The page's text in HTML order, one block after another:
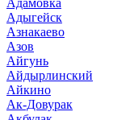
Адыгейск
Азнакаево
Азов
Айгунь
Айдырлинский
Айкино
Ак-Довурак